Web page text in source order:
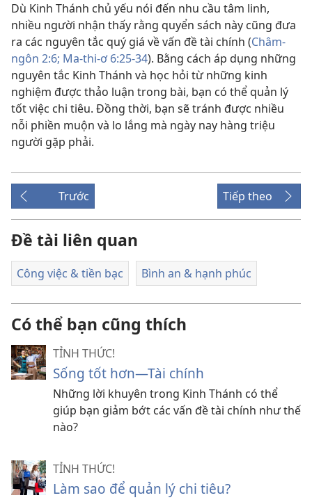
Dù Kinh Thánh chủ yếu nói đến nhu cầu tâm linh,
nhiều người nhận thấy rằng quyển sách này cũng đưa
ra các nguyên tắc quý giá về vấn đề tài chính (Châm-
ngôn 2:6; Ma-thi-ơ 6:25-34). Bằng cách áp dụng những
nguyên tắc Kinh Thánh và học hỏi từ những kinh
nghiệm được thảo luận trong bài, bạn có thể quản lý
tốt việc chi tiêu. Đồng thời, bạn sẽ tránh được nhiều
nỗi phiền muộn và lo lắng mà ngày nay hàng triệu
người gặp phải.
Trước Tiếp theo
Đề tài liên quan
Công việc & tiền bạc Bình an & hạnh phúc
Có thể bạn cũng thích
TỈNH THỨC!
Sống tốt hơn​—Tài chính
Những lời khuyên trong Kinh Thánh có thể
giúp bạn giảm bớt các vấn đề tài chính như thế
nào?
TỈNH THỨC!
Làm sao để quản lý chi tiêu?